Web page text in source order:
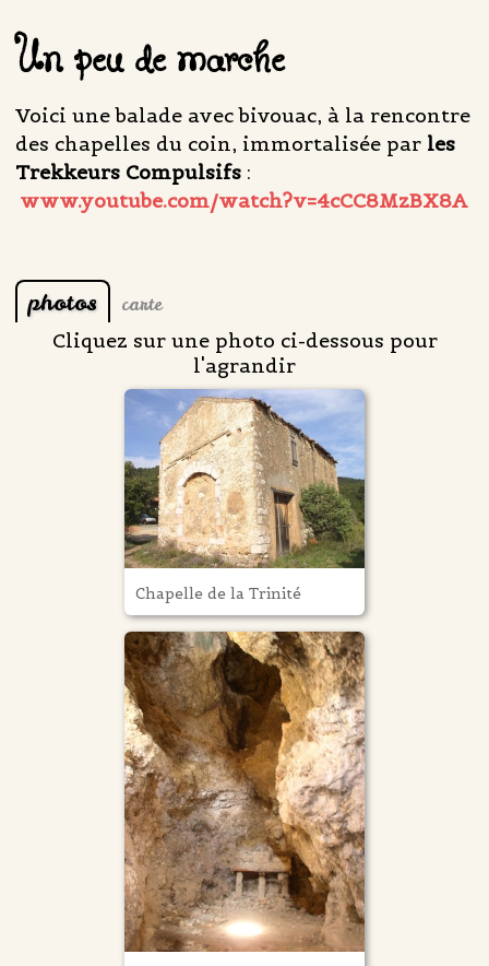
Un peu de marche
Voici une balade avec bivouac, à la rencontre
des chapelles du coin, immortalisée par les
Trekkeurs Compulsifs:
www.youtube.com/watch?v=4cCC8MzBX8A
photos carte
Cliquez sur une photo ci-dessous pour
l'agrandir
Chapelle de la Trinité